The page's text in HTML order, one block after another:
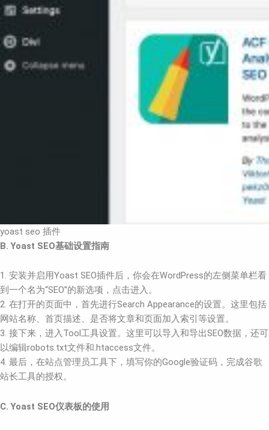
yoast seo 插件
B. Yoast SEO基础设置指南
1. 安装并启用Yoast SEO插件后，你会在WordPress的左侧菜单栏看
到一个名为“SEO”的新选项，点击进入。
2. 在打开的页面中，首先进行Search Appearance的设置。这里包括
网站名称、首页描述、是否将文章和页面加入索引等设置。
3. 接下来，进入Tool工具设置。这里可以导入和导出SEO数据，还可
以编辑robots.txt文件和.htaccess文件。
4. 最后，在站点管理员工具下，填写你的Google验证码，完成谷歌
站长工具的授权。
C. Yoast SEO仪表板的使用